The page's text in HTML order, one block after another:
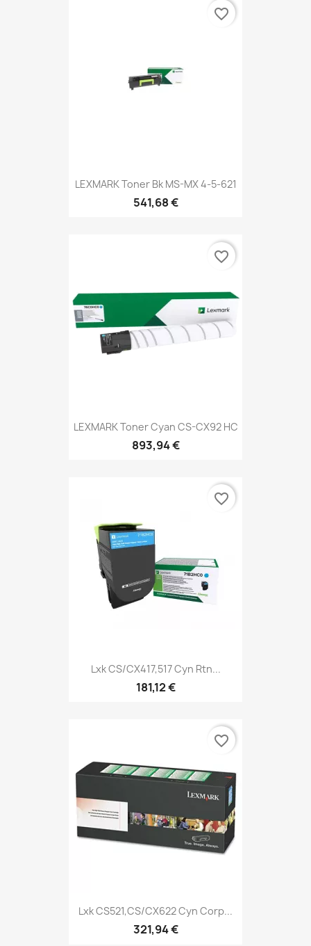
LEXMARK Toner Bk MS-MX 4-5-621
541,68 €
favorite_border
LEXMARK Toner Cyan CS-CX92 HC
893,94 €
favorite_border
Lxk CS/CX417,517 Cyn Rtn...
181,12 €
favorite_border
Lxk CS521,CS/CX622 Cyn Corp...
321,94 €
favorite_border